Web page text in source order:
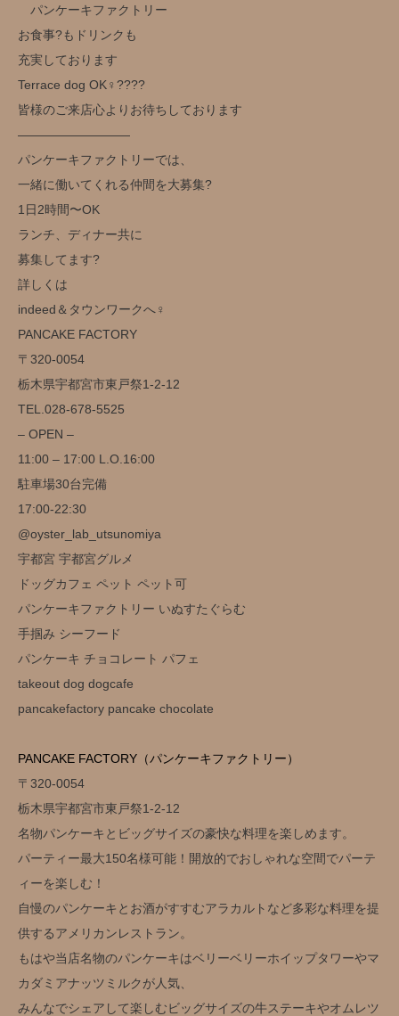
パンケーキファクトリー
お食事?もドリンクも
充実しております
Terrace dog OK‍♀️??‍??
皆様のご来店心よりお待ちしております
—————————
パンケーキファクトリーでは、
一緒に働いてくれる仲間を大募集?
1日2時間〜OK
ランチ、ディナー共に
募集してます?
詳しくは
indeed＆タウンワークへ‍♀️
️PANCAKE FACTORY️
〒320-0054
栃木県宇都宮市東戸祭1-2-12
TEL.028-678-5525
– OPEN –
11:00 – 17:00 L.O.16:00
駐車場30台完備️
17:00-22:30
@oyster_lab_utsunomiya
宇都宮 宇都宮グルメ
ドッグカフェ ペット ペット可
パンケーキファクトリー いぬすたぐらむ
手掴み シーフード
パンケーキ チョコレート パフェ
takeout dog dogcafe
pancakefactory pancake chocolate
PANCAKE FACTORY（パンケーキファクトリー）
〒320-0054
栃木県宇都宮市東戸祭1-2-12
名物パンケーキとビッグサイズの豪快な料理を楽しめます。
パーティー最大150名様可能！開放的でおしゃれな空間でパーテ
ィーを楽しむ！
自慢のパンケーキとお酒がすすむアラカルトなど多彩な料理を提
供するアメリカンレストラン。
もはや当店名物のパンケーキはベリーベリーホイップタワーやマ
カダミアナッツミルクが人気、
みんなでシェアして楽しむビッグサイズの牛ステーキやオムレツ